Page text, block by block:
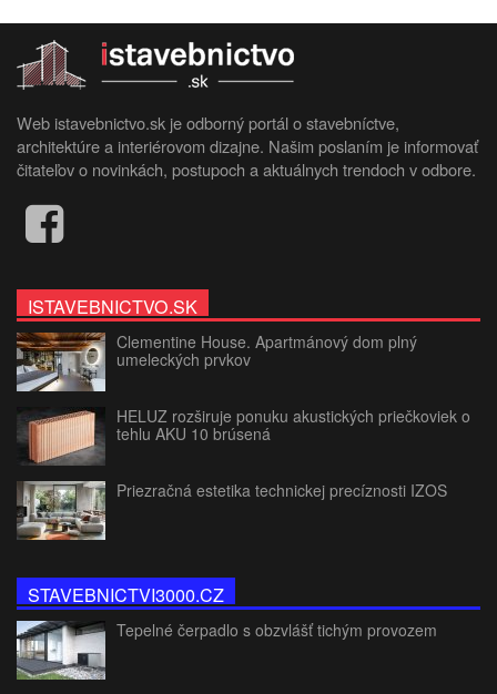
Web istavebnictvo.sk je odborný portál o stavebníctve,
architektúre a interiérovom dizajne. Našim poslaním je informovať
čitateľov o novinkách, postupoch a aktuálnych trendoch v odbore.
ISTAVEBNICTVO.SK
Clementine House. Apartmánový dom plný
umeleckých prvkov
HELUZ rozširuje ponuku akustických priečkoviek o
tehlu AKU 10 brúsená
Priezračná estetika technickej precíznosti IZOS
STAVEBNICTVI3000.CZ
Tepelné čerpadlo s obzvlášť tichým provozem